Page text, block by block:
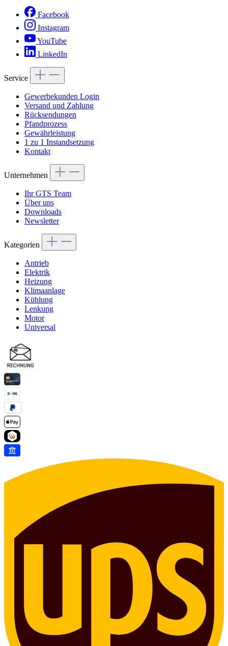
Facebook
Instagram
YouTube
LinkedIn
Service
Gewerbekunden Login
Versand und Zahlung
Rücksendungen
Pfandprozess
Gewährleistung
1 zu 1 Instandsetzung
Kontakt
Unternehmen
Ihr GTS Team
Über uns
Downloads
Newsletter
Kategorien
Antrieb
Elektrik
Heizung
Klimaanlage
Kühlung
Lenkung
Motor
Universal